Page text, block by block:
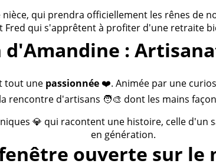
qui prendra officiellement les rênes de
Fred qui s'apprêtent à profiter d'une retraite
d'Amandine :
tout une passionnée❤️. Animée par une
rencontre d'artisans 🧑‍🎨 dont les mains
💎 qui racontent une histoire, celle
en génération.
ouverte sur le